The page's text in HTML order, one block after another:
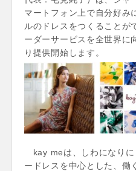
マートフォン上で自分好み
ルのドレスをつくることが
ーダーサービスを全世界に
り提供開始します。
kay meは、しわになりに
ードレスを中心とした、働